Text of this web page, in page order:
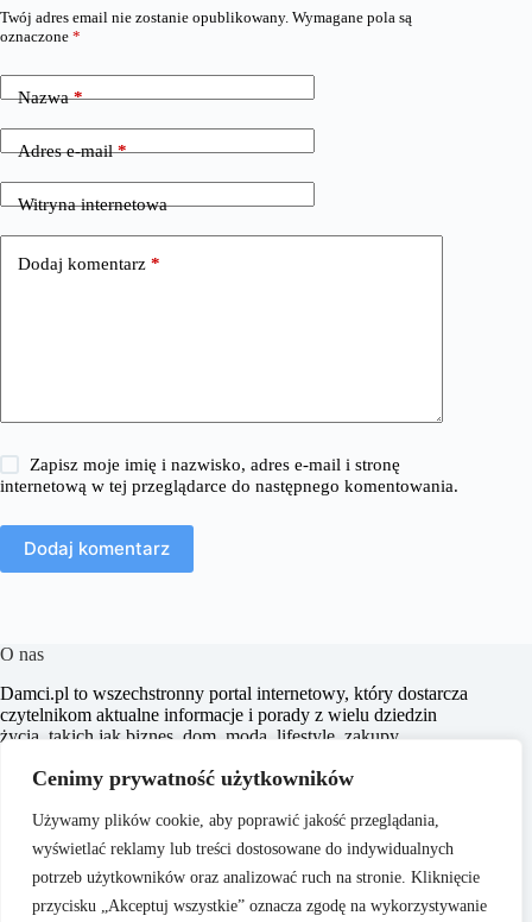
Cenimy prywatność użytkowników
Używamy plików cookie, aby poprawić jakość przeglądania,
wyświetlać reklamy lub treści dostosowane do indywidualnych
potrzeb użytkowników oraz analizować ruch na stronie. Kliknięcie
przycisku „Akceptuj wszystkie” oznacza zgodę na wykorzystywanie
Twój adres email nie zostanie opublikowany. Wymagane pola są
oznaczone *
Nazwa*
Adres e-mail*
Witryna internetowa
Dodaj komentarz *
Zapisz moje imię i nazwisko, adres e-mail i stronę
internetową w tej przeglądarce do następnego komentowania.
Dodaj komentarz
O nas
​Damci.pl to wszechstronny portal internetowy, który dostarcza
czytelnikom aktualne informacje i porady z wielu dziedzin
życia, takich jak biznes, dom, moda, lifestyle, zakupy,
wspieranie użytkowników w podejmowaniu świadomych